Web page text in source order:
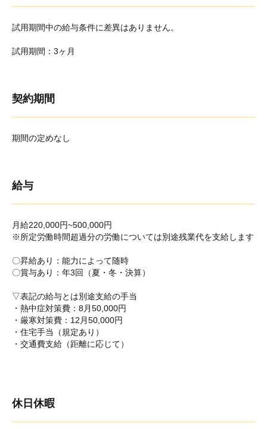
試用期間中の給与条件に差異はありません。
試用期間：3ヶ月
契約期間
期間の定めなし
給与
月給220,000円~500,000円
※所定労働時間超過分の労働については別途残業代を支給します
〇昇給あり：能力によって随時
〇賞与あり：年3回（夏・冬・決算）
▽表記の給与とは別途支給の手当
・熱中症対策費：8月50,000円
・厳寒対策費：12月50,000円
・住宅手当（規定あり）
・交通費支給（距離に応じて）
休日休暇